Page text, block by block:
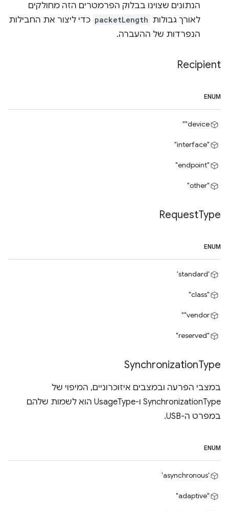
הנתונים שצוינו בבלוק הפרמטרים הזה מחולקים
לאורך גבולות packetLength כדי ליצור את החבילות
הנפרדות של ההעברה.
Recipient
ENUM
‎"device"
"interface"
"endpoint"
"other"
RequestType
ENUM
'standard'
"class"
‎"vendor"
"reserved"
SynchronizationType
במצבי הפרעה ובמצבים איזוכרוניים, המיפוי של
SynchronizationType ו-UsageType הוא לשמות שלהם
במפרט ה-USB.
ENUM
'asynchronous'
"adaptive"